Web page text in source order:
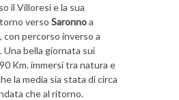
il Villoresi e la sua
verso Saronnoa
con percorso inverso a
Una bella giornata sui
Km. immersi tra natura e
la media sia stata di circa
che al ritorno.